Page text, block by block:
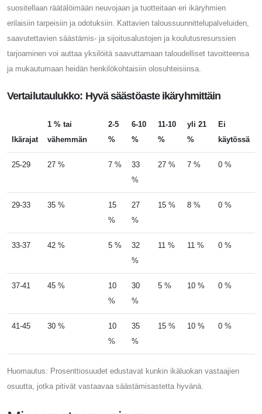
suositellaan räätälöimään neuvojaan ja tuotteitaan eri ikäryhmien
erilaisiin tarpeisiin ja odotuksiin. Kattavien taloussuunnittelupalveluiden,
saavutettavien säästämis- ja sijoitusalustojen ja koulutusresurssien
tarjoaminen voi auttaa yksilöitä saavuttamaan taloudelliset tavoitteensa
ja mukautumaan heidän henkilökohtaisiin olosuhteisiinsa.
Vertailutaulukko: Hyvä säästöaste ikäryhmittäin
Ikärajat
1 % tai
vähemmän
2-5
%
6-10
%
11-10
%
yli 21
%
Ei
käytössä
25-29 27 % 7 %
33
%
27 % 7 % 0 %
29-33 35 %
15
%
27
%
15 % 8 % 0 %
33-37 42 % 5 %
32
%
11 % 11 % 0 %
37-41 45 %
10
%
30
%
5 % 10 % 0 %
41-45 30 %
10
%
35
%
15 % 10 % 0 %
Huomautus: Prosenttiosuudet edustavat kunkin ikäluokan vastaajien
osuutta, jotka pitivät vastaavaa säästämisastetta hyvänä.